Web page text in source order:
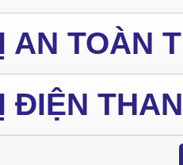
AN TOÀN
ĐIỆN